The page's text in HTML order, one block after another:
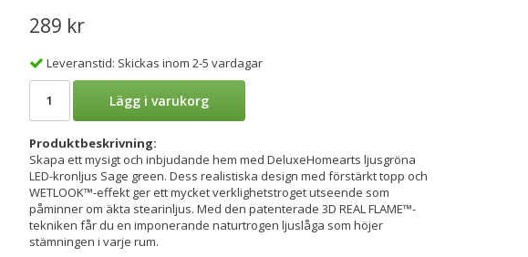
289 kr
Leveranstid: Skickas inom 2-5 vardagar
Lägg i varukorg
Produktbeskrivning:
Skapa ett mysigt och inbjudande hem med DeluxeHomearts ljusgröna
LED-kronljus Sage green. Dess realistiska design med förstärkt topp och
WETLOOK™-effekt ger ett mycket verklighetstroget utseende som
påminner om äkta stearinljus. Med den patenterade 3D REAL FLAME™-
tekniken får du en imponerande naturtrogen ljuslåga som höjer
stämningen i varje rum.